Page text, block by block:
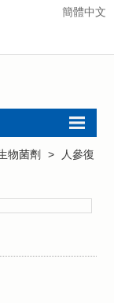
簡體中文
物菌劑 >
人參復